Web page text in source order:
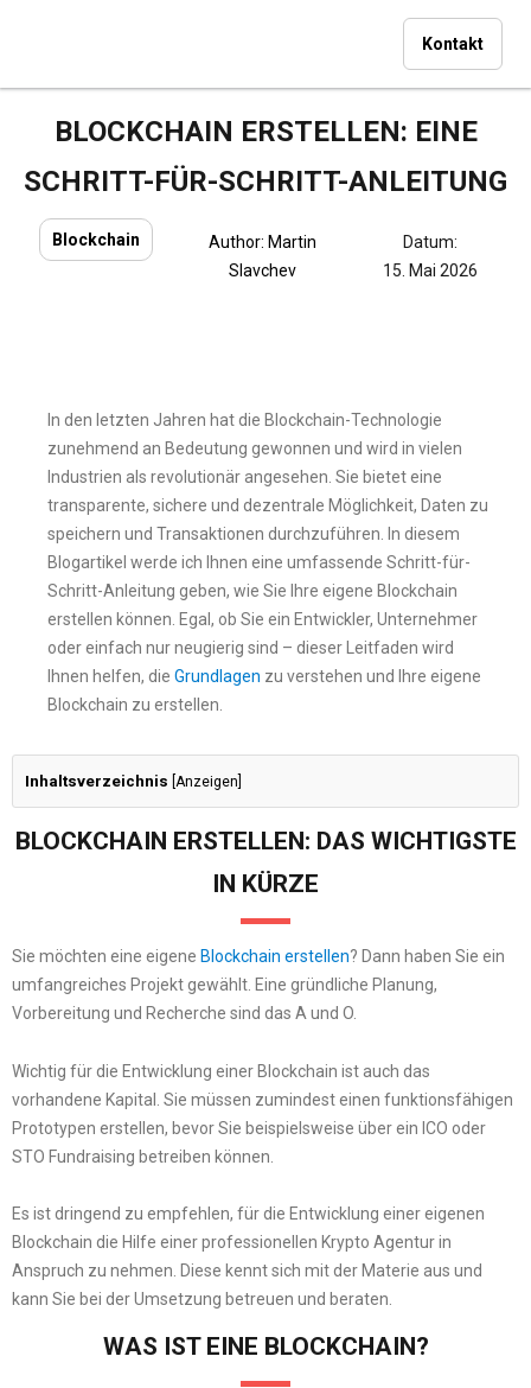
Kontakt
BLOCKCHAIN ERSTELLEN: EINE
SCHRITT-FÜR-SCHRITT-ANLEITUNG
Blockchain Author: Martin
Slavchev
Datum:
15. Mai 2026
In den letzten Jahren hat die Blockchain-Technologie
zunehmend an Bedeutung gewonnen und wird in vielen
Industrien als revolutionär angesehen. Sie bietet eine
transparente, sichere und dezentrale Möglichkeit, Daten zu
speichern und Transaktionen durchzuführen. In diesem
Blogartikel werde ich Ihnen eine umfassende Schritt-für-
Schritt-Anleitung geben, wie Sie Ihre eigene Blockchain
erstellen können. Egal, ob Sie ein Entwickler, Unternehmer
oder einfach nur neugierig sind – dieser Leitfaden wird
Ihnen helfen, die Grundlagen zu verstehen und Ihre eigene
Blockchain zu erstellen.
Inhaltsverzeichnis Anzeigen
BLOCKCHAIN ERSTELLEN: DAS WICHTIGSTE
IN KÜRZE
Sie möchten eine eigene Blockchain erstellen? Dann haben Sie ein
umfangreiches Projekt gewählt. Eine gründliche Planung,
Vorbereitung und Recherche sind das A und O.
Wichtig für die Entwicklung einer Blockchain ist auch das
vorhandene Kapital. Sie müssen zumindest einen funktionsfähigen
Prototypen erstellen, bevor Sie beispielsweise über ein ICO oder
STO Fundraising betreiben können.
Es ist dringend zu empfehlen, für die Entwicklung einer eigenen
Blockchain die Hilfe einer professionellen Krypto Agentur in
Anspruch zu nehmen. Diese kennt sich mit der Materie aus und
kann Sie bei der Umsetzung betreuen und beraten.
WAS IST EINE BLOCKCHAIN?